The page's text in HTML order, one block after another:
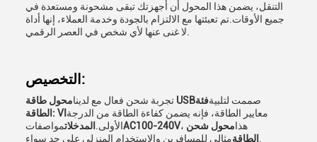
التنقل، يضمن هذا المحول أن أجهزتك تبقى مشحونة ومستعدة في
جميع الأوقات.تم تعبئتها مع الالتزام بالجودة وخدمة العملاء، إنها أداة
التخصيص:
تجربة شحن فعال مع لدينا محول طاقة USB صممت لتلبيةفئة
الطاقة: VI معايير الطاقة، فإنه يضمن كفاءة الطاقة من الدرجة
الأولى. المدخلاتمواصفات AC100-240V ، هذامحول شحن
الطاقة